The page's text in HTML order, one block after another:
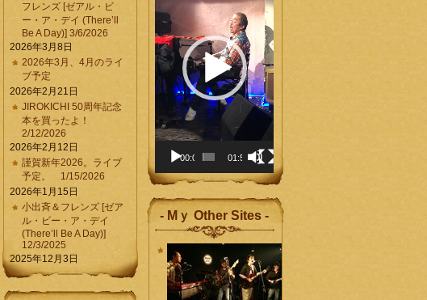
フレンズ [ゼアル・ビ
ー・ア・デイ (There’ll
Be A Day)] 3/6/2026
2026年3月8日
2026年3月、4月のライ
ブ予定
2026年2月21日
JIROKICHI 50周年記念
本を買ったよ！
2/12/2026
2026年2月12日
謹賀新年2026。ライブ
予定。 1/15/2026
2026年1月15日
小出斉＆フレンズ [ゼア
ル・ビー・ア・デイ
(There’ll Be A Day)]
12/3/2025
2025年12月3日
レ
ー
ヤ
ー
00:00 01:58
- Mｙ Other Sites -